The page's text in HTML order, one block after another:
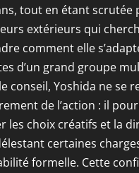
tout en étant scrutée
extérieurs qui
comment elle
d’un grand groupe
conseil, Yoshida ne se
de l’action : il
les choix créatifs et la
certaines
formelle. Cette